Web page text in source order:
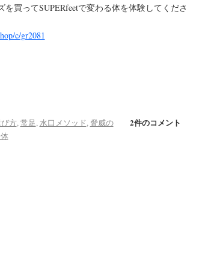
買ってSUPERfeetで変わる体を体験してくださ
c/gr2081
2件のコメント
方,常足,水口メソッド, 脅威の